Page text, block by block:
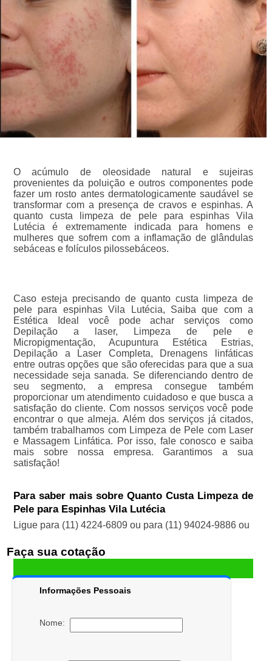
O acúmulo de oleosidade natural e sujeiras
provenientes da poluição e outros componentes pode
fazer um rosto antes dermatologicamente saudável se
transformar com a presença de cravos e espinhas. A
quanto custa limpeza de pele para espinhas Vila
Lutécia é extremamente indicada para homens e
mulheres que sofrem com a inflamação de glândulas
sebáceas e folículos pilossebáceos.
Caso esteja precisando de quanto custa limpeza de
pele para espinhas Vila Lutécia, Saiba que com a
Estética Ideal você pode achar serviços como
Depilação a laser, Limpeza de pele e
Micropigmentação, Acupuntura Estética Estrias,
Depilação a Laser Completa, Drenagens linfáticas
entre outras opções que são oferecidas para que a sua
necessidade seja sanada. Se diferenciando dentro de
seu segmento, a empresa consegue também
proporcionar um atendimento cuidadoso e que busca a
satisfação do cliente. Com nossos serviços você pode
encontrar o que almeja. Além dos serviços já citados,
também trabalhamos com Limpeza de Pele com Laser
e Massagem Linfática. Por isso, fale conosco e saiba
mais sobre nossa empresa. Garantimos a sua
satisfação!
Para saber mais sobre Quanto Custa Limpeza de
Pele para Espinhas Vila Lutécia
Ligue para (11) 4224-6809 ou para (11) 94024-9886ou
Faça sua cotação
Informações Pessoais
Nome: